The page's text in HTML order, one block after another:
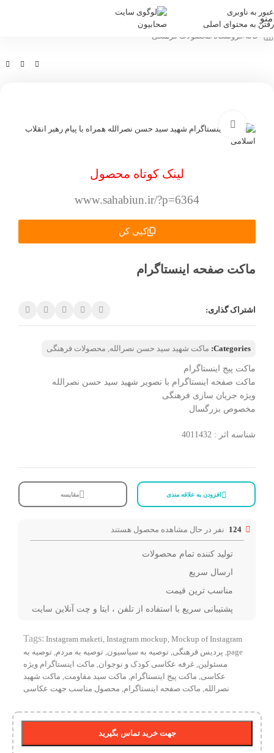
عبور به ناوبری
رفتن به محتوای اصلی
منو
خانه /فروشگاه /محصولات فرهنگی
بزرگنمایی تصویر
لینک کوتاه محصول
www.sahabiun.ir/?p=6364
کپی کن
ماکت صفحه اینستاگرام
اشتراک گذاری:
Categories: ماکت شهید سید حسن نصرالله, محصولات فرهنگی
ماکت پیج اینستاگرام
ماکت صفحه اینستاگرام با تصویر شهید سید حسن نصرالله
ویژه جریان سازی فرهنگی
مخصوص بزرگسال
شناسه اثر : 4011432
افزودن به علاقه مندی مقایسه
124 نفر در حال مشاهده محصول هستند
تولید کننده تمام محصولات
ارسال سریع
مناسب ترین قیمت
پشتیبانی سریع با استفاده از تلفن ، ایتا و چت آنلاین سایت
Tags: Instagram maketi, Instagram mockup, Mockup of Instagram
page
, پردیس فرهنگی, توصیه به سیاسیون, توصیه به مردم, توصیه به
مسئولین, غرفه عکاسی کودک و نوجوان, ماکت اینستاگرام ویژه
عکاسی, ماکت پیج اینستاگرام, ماکت سید مقاومت, ماکت شهید
نصرالله, ماکت صفحه اینستاگرام, محصول مناسب جهت عکاسی
جهت خرید تماس بگیرید